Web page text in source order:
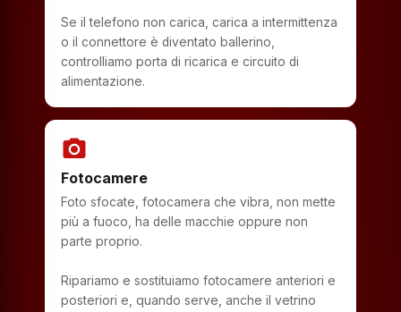
Se il telefono non carica, carica a intermittenza
o il connettore è diventato ballerino,
controlliamo porta di ricarica e circuito di
alimentazione.
photo_camera
Fotocamere
Foto sfocate, fotocamera che vibra, non mette
più a fuoco, ha delle macchie oppure non
parte proprio.
Ripariamo e sostituiamo fotocamere anteriori e
posteriori e, quando serve, anche il vetrino